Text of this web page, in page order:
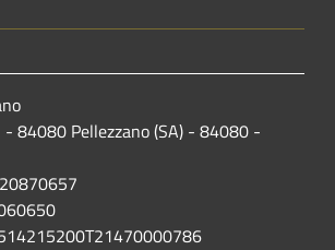
- 84080 Pellezzano (SA) - 84080 -